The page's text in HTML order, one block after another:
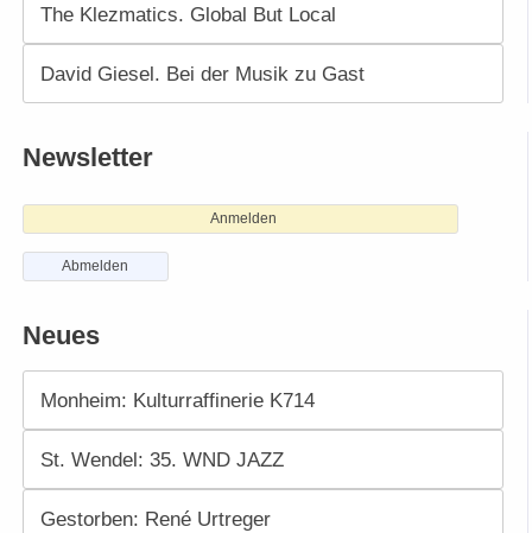
The Klezmatics. Global But Local
David Giesel. Bei der Musik zu Gast
Newsletter
Anmelden
Abmelden
Neues
Monheim: Kulturraffinerie K714
St. Wendel: 35. WND JAZZ
Gestorben: René Urtreger